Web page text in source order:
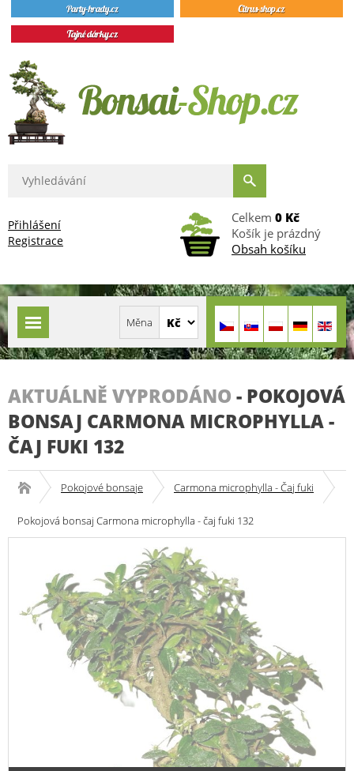
Přihlášení
Registrace
Celkem 0 Kč
Košík je prázdný
Obsah košíku
AKTUÁLNĚ VYPRODÁNO - POKOJOVÁ
BONSAJ CARMONA MICROPHYLLA -
ČAJ FUKI 132
Pokojové bonsaje Carmona microphylla - Čaj fuki
Pokojová bonsaj Carmona microphylla - čaj fuki 132